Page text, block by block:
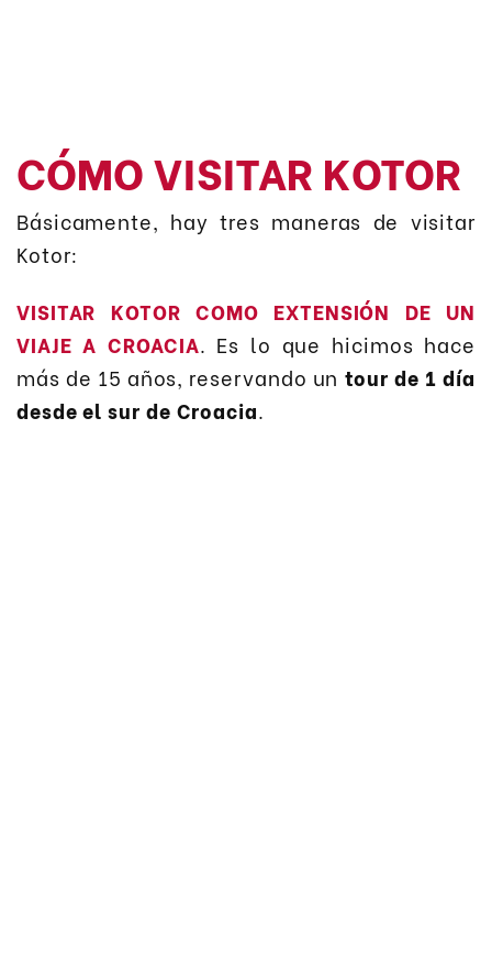
CÓMO VISITAR KOTOR
Básicamente, hay tres maneras de visitar
Kotor:
VISITAR KOTOR COMO EXTENSIÓN DE UN
VIAJE A CROACIA. Es lo que hicimos hace
más de 15 años, reservando un tour de 1 día
desde el sur de Croacia.